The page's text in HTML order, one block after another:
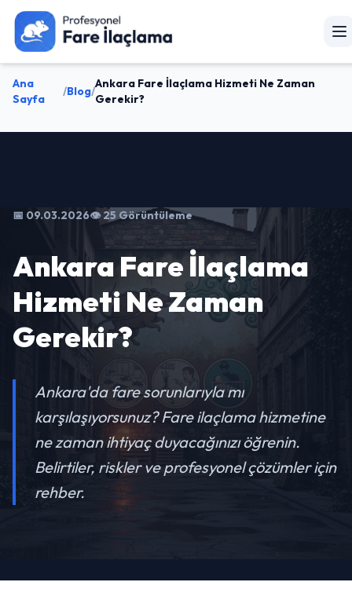
Ana
Sayfa
/Blog/
Ankara Fare İlaçlama Hizmeti Ne Zaman
Gerekir?
📅 09.03.2026👁️ 25 Görüntüleme
Ankara Fare İlaçlama
Hizmeti Ne Zaman
Gerekir?
Ankara'da fare sorunlarıyla mı
karşılaşıyorsunuz? Fare ilaçlama hizmetine
ne zaman ihtiyaç duyacağınızı öğrenin.
Belirtiler, riskler ve profesyonel çözümler için
rehber.